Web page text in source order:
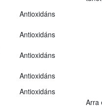
Antioxidáns
Antioxidáns
Antioxidáns
Antioxidáns
Antioxidáns
Arra